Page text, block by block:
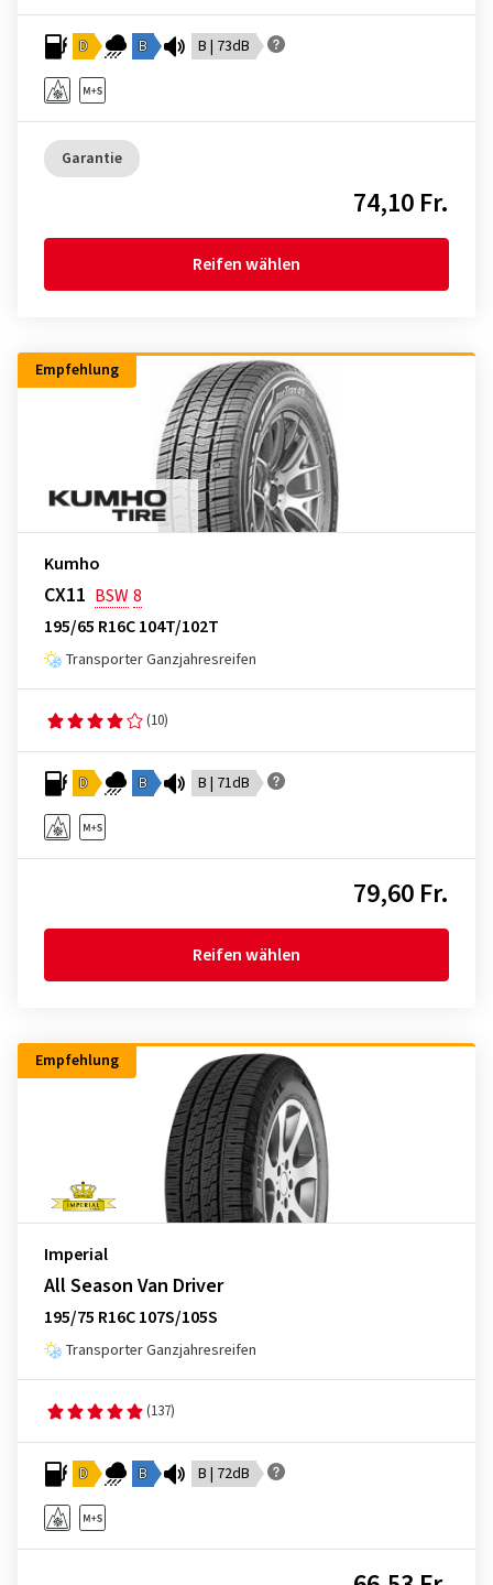
D B B | 73dB
Garantie
74,10 Fr.
Reifen wählen
Empfehlung
Kumho
CX11 BSW8
195/65 R16C 104T/102T
Transporter Ganzjahresreifen
(10)
D B B | 71dB
79,60 Fr.
Reifen wählen
Empfehlung
Imperial
All Season Van Driver
195/75 R16C 107S/105S
Transporter Ganzjahresreifen
(137)
D B B | 72dB